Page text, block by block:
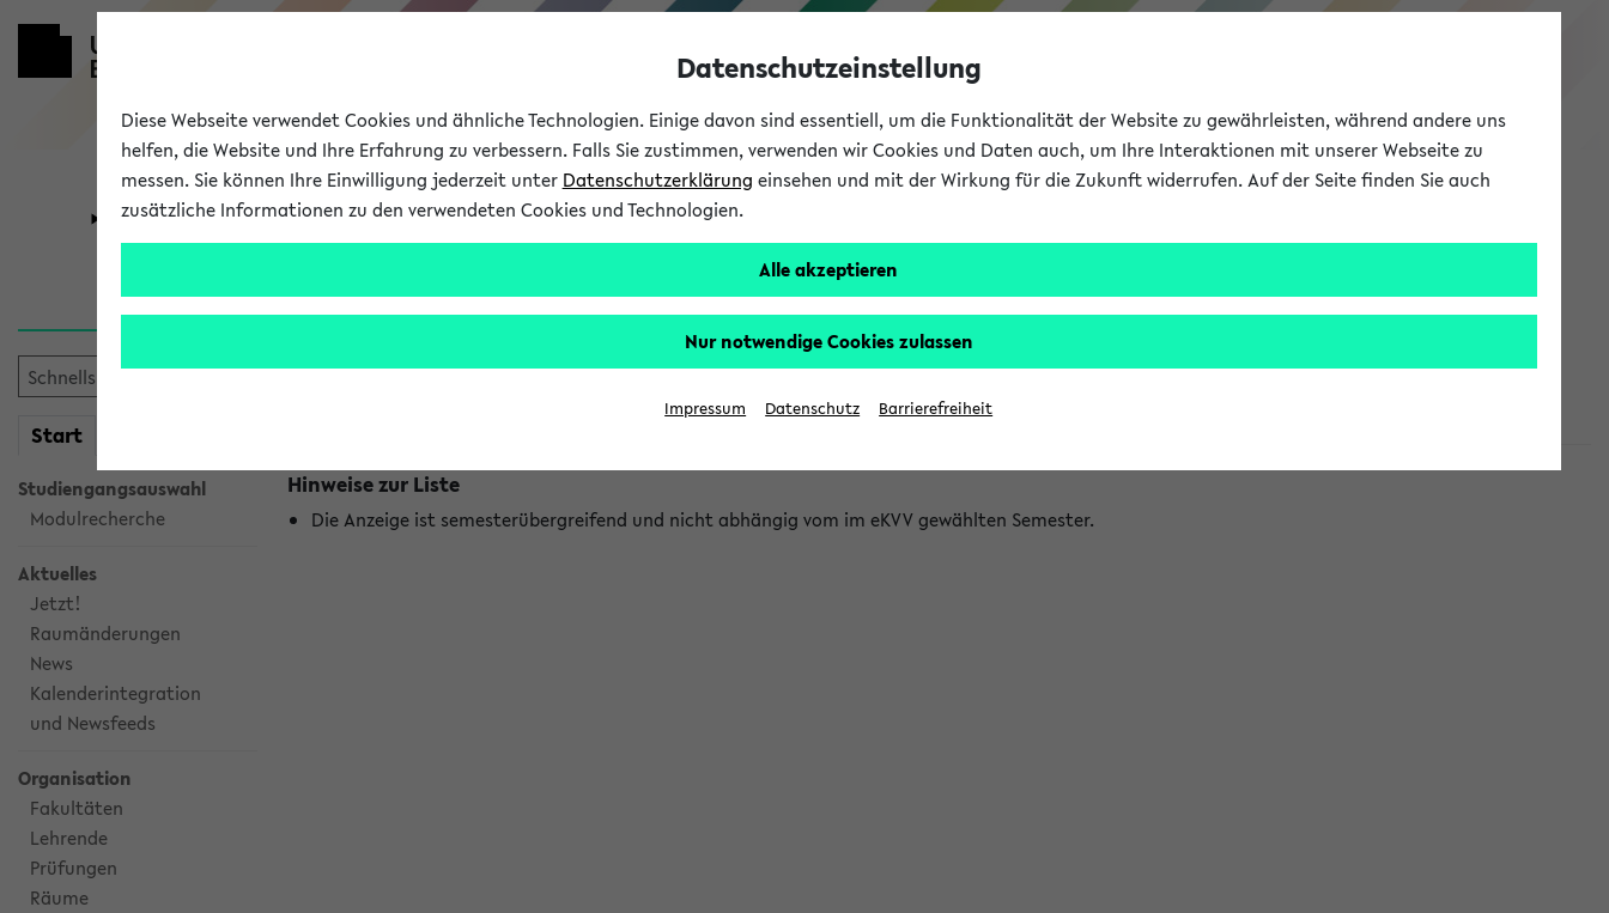
eKVV
Universität Forschung Studium
Start
Studiengangsauswahl
Modulrecherche
Aktuelles
Jetzt!
Raumänderungen
News
Kalenderintegration
und Newsfeeds
Organisation
Fakultäten
Lehrende
Prüfungen
Räume
Jetzt und in Kürze stattfindende Veranstaltungen
Hinweise zur Liste
Die Anzeige ist semesterübergreifend und nicht abhängig vom im eKVV gewählten Semester.
Datenschutzeinstellung
Diese Webseite verwendet Cookies und ähnliche Technologien. Einige davon sind essentiell, um die Funktionalität der Website zu gewährleisten, während andere uns
helfen, die Website und Ihre Erfahrung zu verbessern. Falls Sie zustimmen, verwenden wir Cookies und Daten auch, um Ihre Interaktionen mit unserer Webseite zu
messen. Sie können Ihre Einwilligung jederzeit unter Datenschutzerklärung einsehen und mit der Wirkung für die Zukunft widerrufen. Auf der Seite finden Sie auch
zusätzliche Informationen zu den verwendeten Cookies und Technologien.
Alle akzeptieren
Nur notwendige Cookies zulassen
Impressum Datenschutz Barrierefreiheit